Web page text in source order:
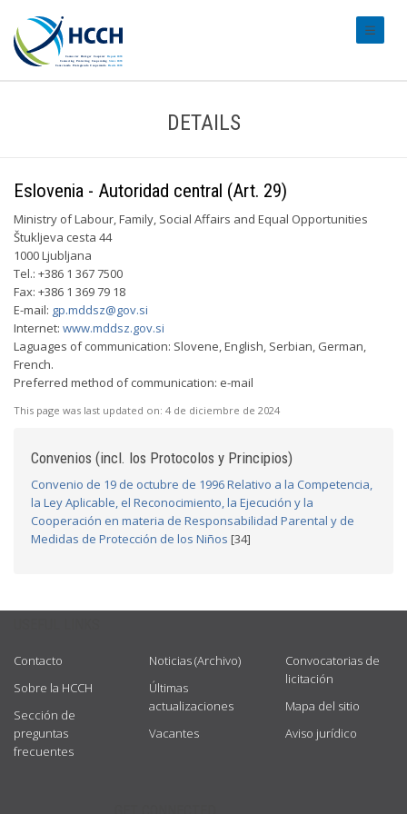
DETAILS
Eslovenia - Autoridad central (Art. 29)
Ministry of Labour, Family, Social Affairs and Equal Opportunities
Štukljeva cesta 44
1000 Ljubljana
Tel.: +386 1 367 7500
Fax: +386 1 369 79 18
E-mail: gp.mddsz@gov.si
Internet: www.mddsz.gov.si
Laguages of communication: Slovene, English, Serbian, German,
French.
Preferred method of communication: e-mail
This page was last updated on: 4 de diciembre de 2024
Convenios (incl. los Protocolos y Principios)
Convenio de 19 de octubre de 1996 Relativo a la Competencia,
la Ley Aplicable, el Reconocimiento, la Ejecución y la
Cooperación en materia de Responsabilidad Parental y de
Medidas de Protección de los Niños [34]
Contacto
Sobre la HCCH
Sección de
preguntas
frecuentes
Noticias (Archivo)
Últimas
actualizaciones
Vacantes
Convocatorias de
licitación
Mapa del sitio
Aviso jurídico